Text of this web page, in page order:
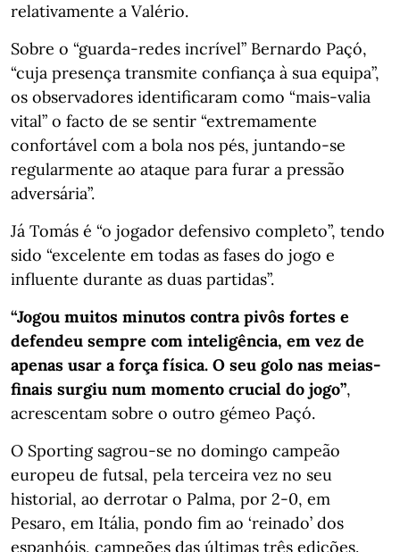
relativamente a Valério.
Sobre o “guarda-redes incrível” Bernardo Paçó,
“cuja presença transmite confiança à sua equipa”,
os observadores identificaram como “mais-valia
vital” o facto de se sentir “extremamente
confortável com a bola nos pés, juntando-se
regularmente ao ataque para furar a pressão
adversária”.
Já Tomás é “o jogador defensivo completo”, tendo
sido “excelente em todas as fases do jogo e
influente durante as duas partidas”.
“Jogou muitos minutos contra pivôs fortes e
defendeu sempre com inteligência, em vez de
apenas usar a força física. O seu golo nas meias-
finais surgiu num momento crucial do jogo”,
acrescentam sobre o outro gémeo Paçó.
O Sporting sagrou-se no domingo campeão
europeu de futsal, pela terceira vez no seu
historial, ao derrotar o Palma, por 2-0, em
Pesaro, em Itália, pondo fim ao ‘reinado’ dos
espanhóis, campeões das últimas três edições.